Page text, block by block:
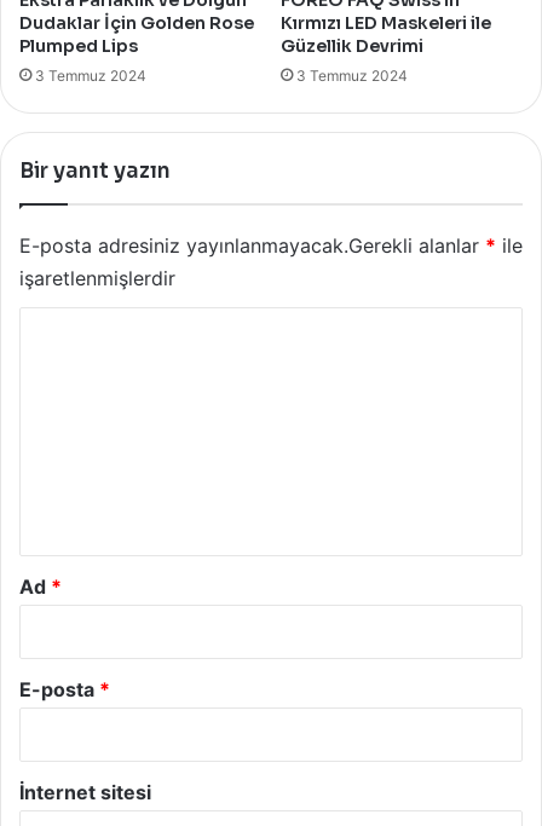
Dudaklar İçin Golden Rose
Plumped Lips
3 Temmuz 2024
Kırmızı LED Maskeleri ile
Güzellik Devrimi
3 Temmuz 2024
Bir yanıt yazın
E-posta adresiniz yayınlanmayacak.Gerekli alanlar * ile
işaretlenmişlerdir
Ad *
E-posta *
İnternet sitesi